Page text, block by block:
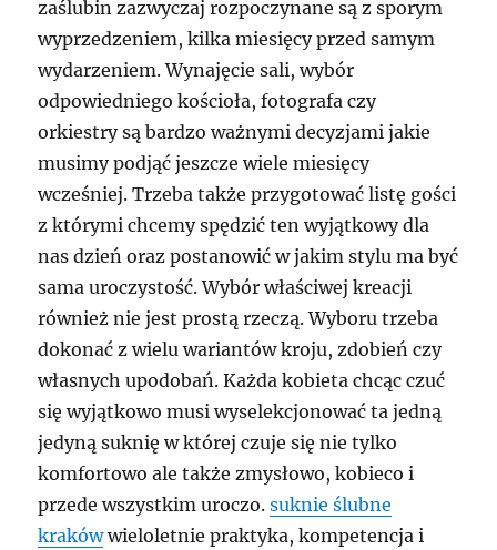
zaślubin zazwyczaj rozpoczynane są z sporym
wyprzedzeniem, kilka miesięcy przed samym
wydarzeniem. Wynajęcie sali, wybór
odpowiedniego kościoła, fotografa czy
orkiestry są bardzo ważnymi decyzjami jakie
musimy podjąć jeszcze wiele miesięcy
wcześniej. Trzeba także przygotować listę gości
z którymi chcemy spędzić ten wyjątkowy dla
nas dzień oraz postanowić w jakim stylu ma być
sama uroczystość. Wybór właściwej kreacji
również nie jest prostą rzeczą. Wyboru trzeba
dokonać z wielu wariantów kroju, zdobień czy
własnych upodobań. Każda kobieta chcąc czuć
się wyjątkowo musi wyselekcjonować ta jedną
jedyną suknię w której czuje się nie tylko
komfortowo ale także zmysłowo, kobieco i
przede wszystkim uroczo.suknie ślubne
krakówwieloletnie praktyka, kompetencja i